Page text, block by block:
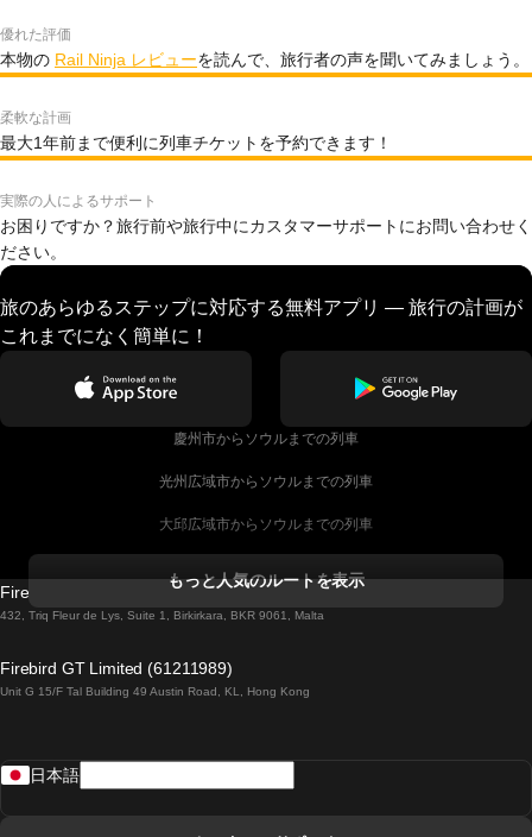
優れた評価
本物の Rail Ninja レビューを読んで、旅行者の声を聞いてみましょう。
柔軟な計画
最大1年前まで便利に列車チケットを予約できます！
実際の人によるサポート
お困りですか？旅行前や旅行中にカスタマーサポートにお問い合わせく
ださい。
旅のあらゆるステップに対応する無料アプリ — 旅行の計画が
これまでになく簡単に！
慶州市からソウルまでの列車
光州広域市からソウルまでの列車
大邱広域市からソウルまでの列車
ダブリンからゴールウェイまでの列車
ローマからナポリまでの列車
もっと人気のルートを表示
Firebird GT Limited (OC 1451)
432, Triq Fleur de Lys, Suite 1, Birkirkara, BKR 9061, Malta
Firebird GT Limited (61211989)
Unit G 15/F Tal Building 49 Austin Road, KL, Hong Kong
日本語